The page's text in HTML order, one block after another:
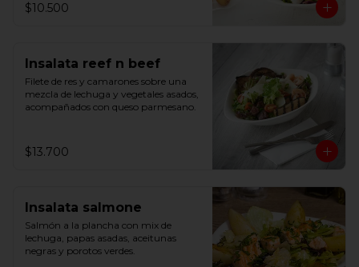
$10.500
Insalata reef n beef
Filete de res y camarones sobre una
mezcla de lechuga y vegetales asados,
acompañados con queso parmesano.
$13.700
Insalata salmone
Salmón a la plancha con mix de
lechuga, papas asadas, aceitunas
negras y porotos verdes.